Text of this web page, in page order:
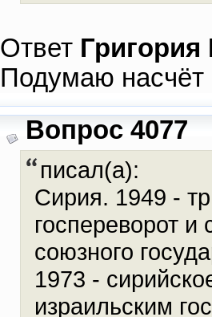
Ответ
Подумаю
Вопрос 4077
писал(а):
Сирия. 1949 -
госпереворот и
союзного
1973 -
израильским